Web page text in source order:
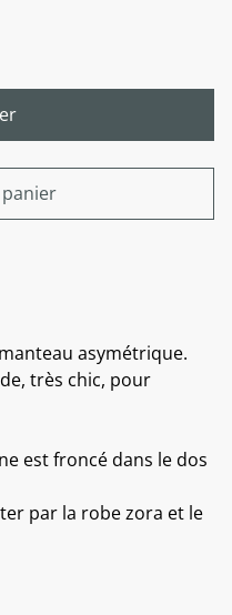
asymétrique.
très chic, pour
est froncé dans le dos
par la robe zora et le